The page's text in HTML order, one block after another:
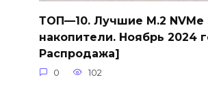
ТОП—10. Лучшие M.2 NVMe
накопители. Ноябрь 2024
Распродажа]
0 102